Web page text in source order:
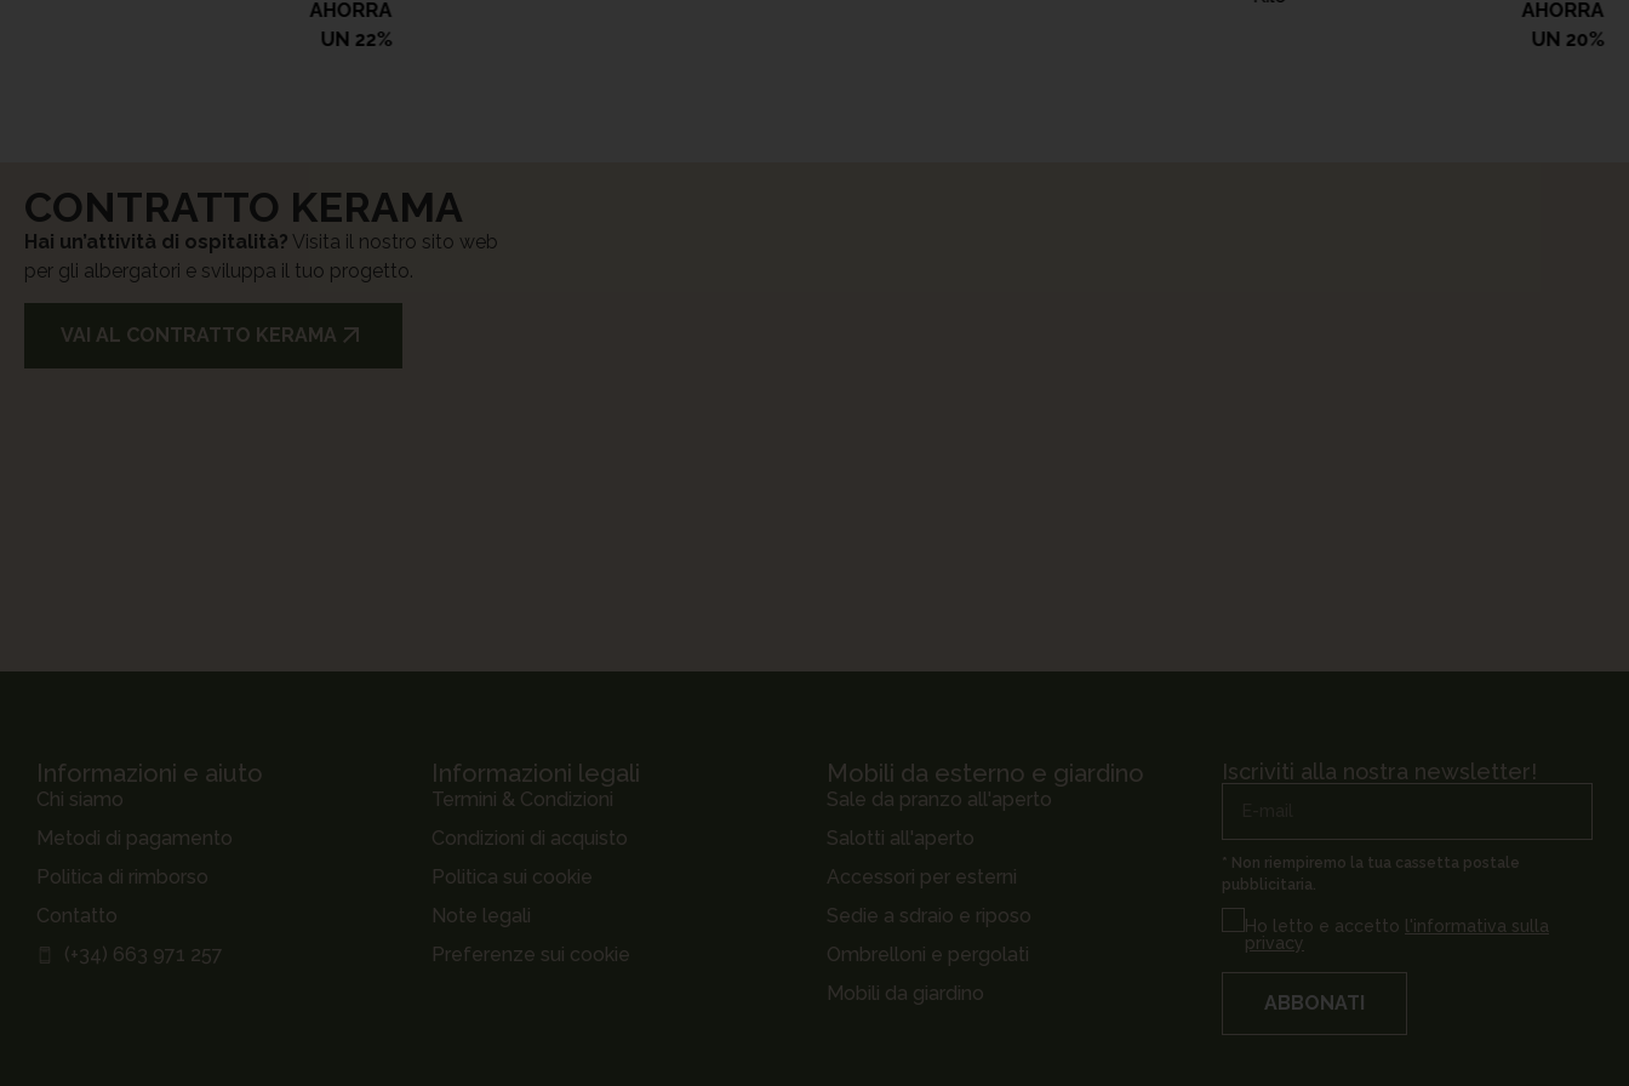
AHORRA
UN 22%
AHORRA
UN 20%
CONTRATTO KERAMA
Hai un’attività di ospitalità? Visita il nostro sito web
per gli albergatori e sviluppa il tuo progetto.
VAI AL CONTRATTO KERAMA
Informazioni e aiuto
Chi siamo
Metodi di pagamento
Politica di rimborso
Contatto
(+34) 663 971 257
Informazioni legali
Termini & Condizioni
Condizioni di acquisto
Politica sui cookie
Note legali
Preferenze sui cookie
Mobili da esterno e giardino
Sale da pranzo all'aperto
Salotti all'aperto
Accessori per esterni
Sedie a sdraio e riposo
Ombrelloni e pergolati
Mobili da giardino
Iscriviti alla nostra newsletter!
* Non riempiremo la tua cassetta postale
pubblicitaria.
Ho letto e accetto
l'informativa sulla
privacy
ABBONATI